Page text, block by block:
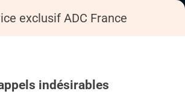
exclusif ADC France
indésirables